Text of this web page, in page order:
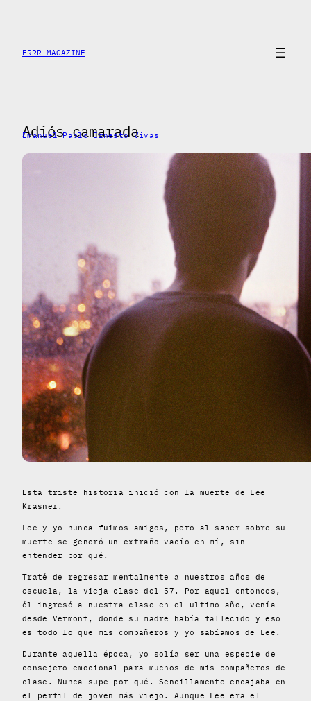
content
ERRR MAGAZINE
Adiós camarada
Emanuel Pablo Ernesto Vivas
Esta triste historia inició con la muerte de Lee
Krasner.
Lee y yo nunca fuimos amigos, pero al saber sobre su
muerte se generó un extraño vacío en mí, sin
entender por qué.
Traté de regresar mentalmente a nuestros años de
escuela, la vieja clase del 57. Por aquel entonces,
él ingresó a nuestra clase en el ultimo año, venía
desde Vermont, donde su madre había fallecido y eso
es todo lo que mis compañeros y yo sabíamos de Lee.
Durante aquella época, yo solía ser una especie de
consejero emocional para muchos de mis compañeros de
clase. Nunca supe por qué. Sencillamente encajaba en
el perfil de joven más viejo. Aunque Lee era el